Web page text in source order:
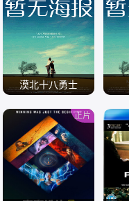
漠北十八勇士
/
正片